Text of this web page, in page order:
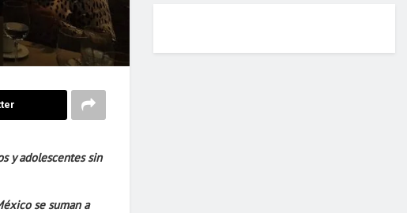
y adolescentes sin
se suman a